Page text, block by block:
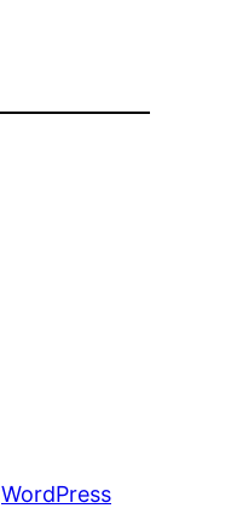
WordPress